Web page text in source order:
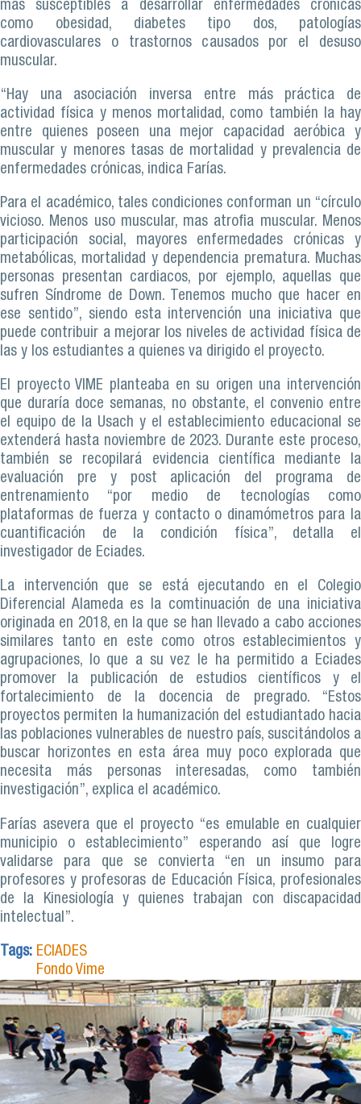
más susceptibles a desarrollar enfermedades crónicas
como obesidad, diabetes tipo dos, patologías
cardiovasculares o trastornos causados por el desuso
muscular.
“Hay una asociación inversa entre más práctica de
actividad física y menos mortalidad, como también la hay
entre quienes poseen una mejor capacidad aeróbica y
muscular y menores tasas de mortalidad y prevalencia de
enfermedades crónicas, indica Farías.
Para el académico, tales condiciones conforman un “círculo
vicioso. Menos uso muscular, mas atrofia muscular. Menos
participación social, mayores enfermedades crónicas y
metabólicas, mortalidad y dependencia prematura. Muchas
personas presentan cardiacos, por ejemplo, aquellas que
sufren Síndrome de Down. Tenemos mucho que hacer en
ese sentido”, siendo esta intervención una iniciativa que
puede contribuir a mejorar los niveles de actividad física de
las y los estudiantes a quienes va dirigido el proyecto.
El proyecto VIME planteaba en su origen una intervención
que duraría doce semanas, no obstante, el convenio entre
el equipo de la Usach y el establecimiento educacional se
extenderá hasta noviembre de 2023. Durante este proceso,
también se recopilará evidencia científica mediante la
evaluación pre y post aplicación del programa de
entrenamiento “por medio de tecnologías como
plataformas de fuerza y contacto o dinamómetros para la
cuantificación de la condición física”, detalla el
investigador de Eciades.
La intervención que se está ejecutando en el Colegio
Diferencial Alameda es la comtinuación de una iniciativa
originada en 2018, en la que se han llevado a cabo acciones
similares tanto en este como otros establecimientos y
agrupaciones, lo que a su vez le ha permitido a Eciades
promover la publicación de estudios científicos y el
fortalecimiento de la docencia de pregrado. “Estos
proyectos permiten la humanización del estudiantado hacia
las poblaciones vulnerables de nuestro país, suscitándolos a
buscar horizontes en esta área muy poco explorada que
necesita más personas interesadas, como también
investigación”, explica el académico.
Farías asevera que el proyecto “es emulable en cualquier
municipio o establecimiento” esperando así que logre
validarse para que se convierta “en un insumo para
profesores y profesoras de Educación Física, profesionales
de la Kinesiología y quienes trabajan con discapacidad
intelectual”.
Tags: ECIADES
Fondo Vime